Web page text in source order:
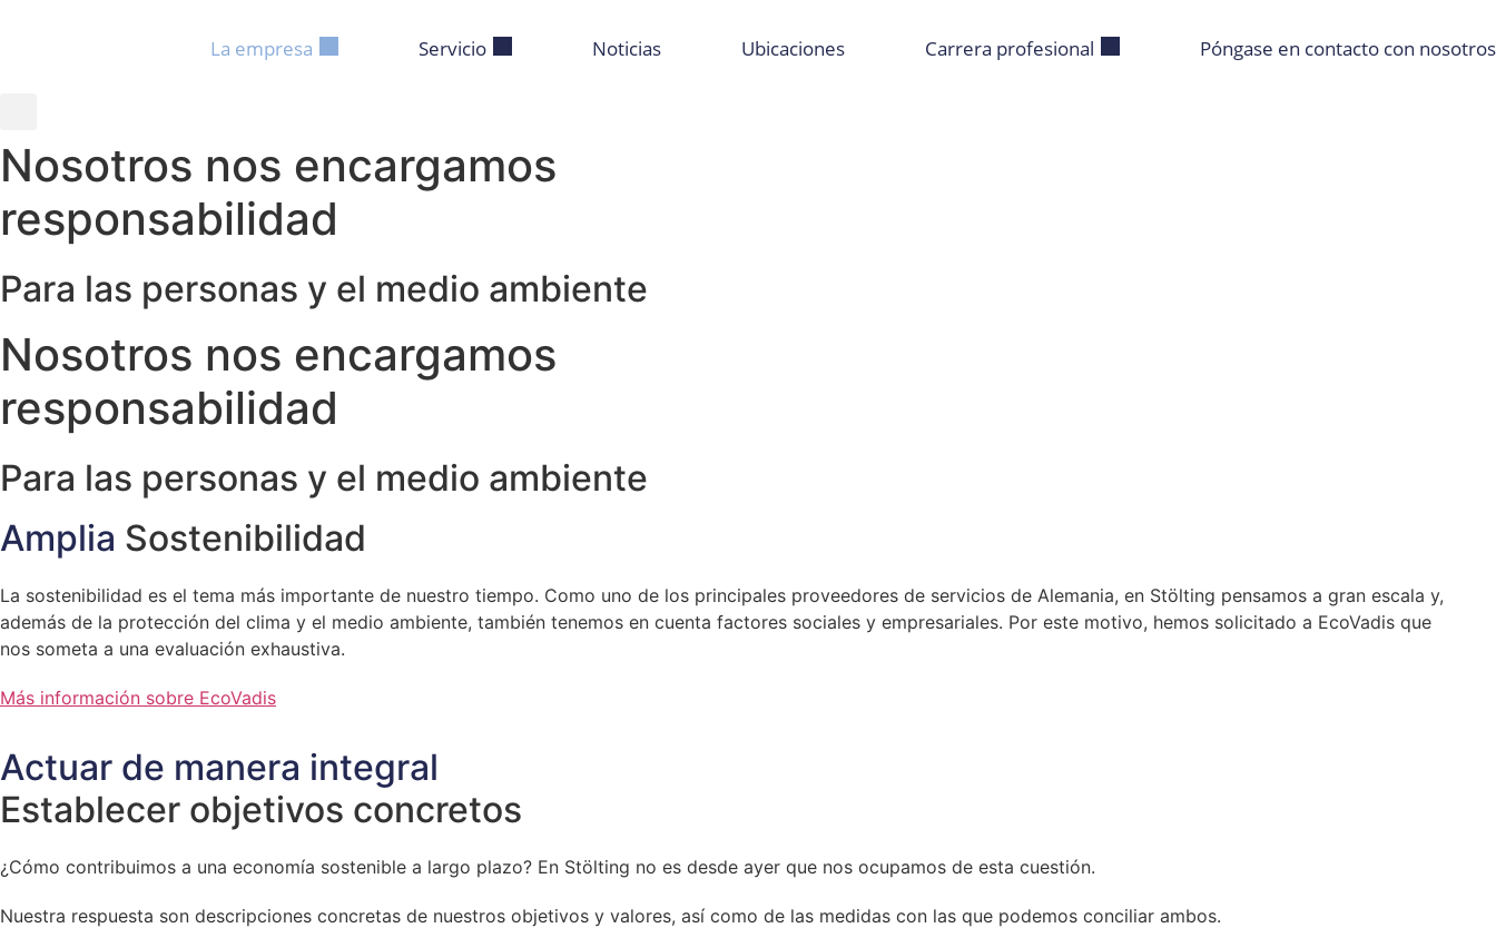
La empresa Servicio Noticias Ubicaciones Carrera profesional Póngase en contacto con nosotros
Nosotros nos encargamos
responsabilidad
Para las personas y el medio ambiente
Nosotros nos encargamos
responsabilidad
Para las personas y el medio ambiente
Amplia Sostenibilidad
La sostenibilidad es el tema más importante de nuestro tiempo. Como uno de los principales proveedores de servicios de Alemania, en Stölting pensamos a gran escala y,
además de la protección del clima y el medio ambiente, también tenemos en cuenta factores sociales y empresariales. Por este motivo, hemos solicitado a EcoVadis que
nos someta a una evaluación exhaustiva.
Más información sobre EcoVadis
Actuar de manera integral
Establecer objetivos concretos
¿Cómo contribuimos a una economía sostenible a largo plazo? En Stölting no es desde ayer que nos ocupamos de esta cuestión.
Nuestra respuesta son descripciones concretas de nuestros objetivos y valores, así como de las medidas con las que podemos conciliar ambos.